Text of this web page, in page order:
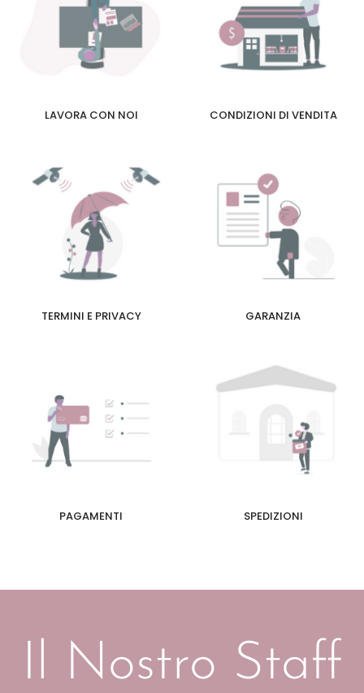
LAVORA CON NOI CONDIZIONI DI VENDITA
TERMINI E PRIVACY GARANZIA
PAGAMENTI SPEDIZIONI
Il Nostro Staff